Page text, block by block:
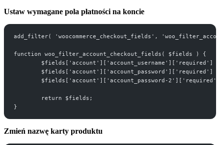
Ustaw wymagane pola płatności na koncie
add_filter( 'woocommerce_checkout_fields',
function woo_filter_account_checkout_fields( $fields ) {
$fields['account']['account_username']['required']
$fields['account']['account_password']['required']
$fields['account']['account_password-
	return $fields;
}
Zmień nazwę karty produktu